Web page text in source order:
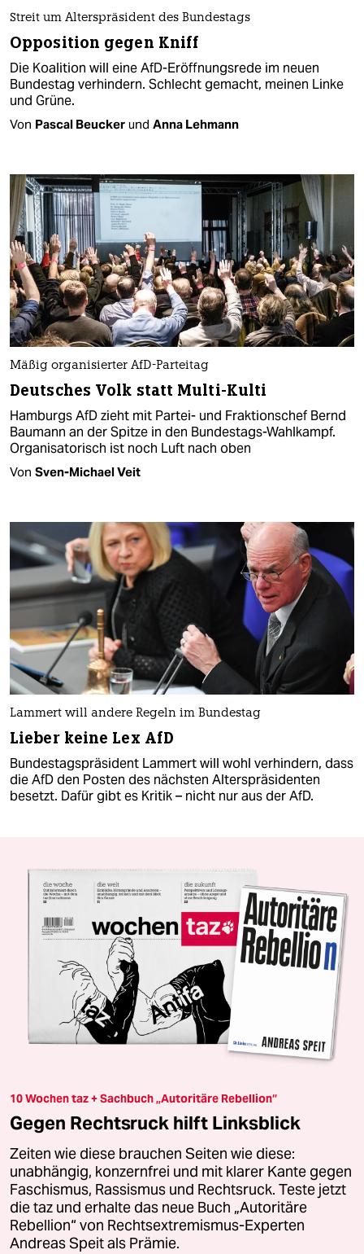
Streit um Alterspräsident des Bundestags
Opposition gegen Kniff
Die Koalition will eine AfD-Eröffnungsrede im neuen
Bundestag verhindern. Schlecht gemacht, meinen Linke
und Grüne.
Von Pascal Beucker und Anna Lehmann
Mäßig organisierter AfD-Parteitag
Deutsches Volk statt Multi-Kulti
Hamburgs AfD zieht mit Partei- und Fraktionschef Bernd
Baumann an der Spitze in den Bundestags-Wahlkampf.
Organisatorisch ist noch Luft nach oben
Von Sven-Michael Veit
Lammert will andere Regeln im Bundestag
Lieber keine Lex AfD
Bundestagspräsident Lammert will wohl verhindern, dass
die AfD den Posten des nächsten Alterspräsidenten
besetzt. Dafür gibt es Kritik – nicht nur aus der AfD.
10 Wochen taz + Sachbuch „Autoritäre Rebellion“
Gegen Rechtsruck hilft Linksblick
Zeiten wie diese brauchen Seiten wie diese:
unabhängig, konzernfrei und mit klarer Kante gegen
Faschismus, Rassismus und Rechtsruck. Teste jetzt
die taz und erhalte das neue Buch „Autoritäre
Rebellion“ von Rechtsextremismus-Experten
Andreas Speit als Prämie.